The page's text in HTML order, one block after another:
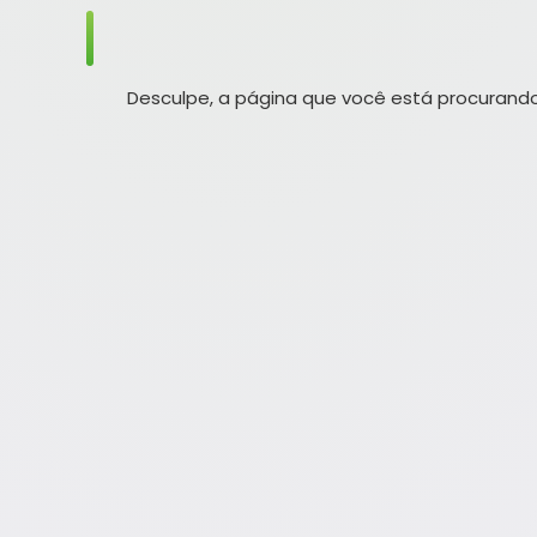
Desculpe, a página que você está